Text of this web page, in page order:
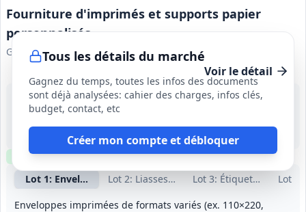
Tous les détails du marché
Gagnez du temps, toutes les infos des documents
sont déjà analysées: cahier des charges, infos clés,
budget, contact, etc
Créer mon compte et débloquer
Fourniture d'imprimés et supports papier
personnalisés
GHU Paris Psychiatrie et Neurosciences
Voir le détail
Lot 1: Enveloppes imprimées
Lot 2: Liasses autocopiantes sécurisées
Lot 3: Étiquettes Lot
Enveloppes imprimées de formats variés (ex. 110×220,
11 sept. 2026
Paris (75)
Clause environnementale Échantillonsrequis